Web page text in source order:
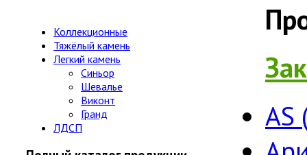
Коллекционные
Тяжёлый камень
Легкий камень
Синьор
Шевалье
Виконт
Гранд
ЛДСП
AS